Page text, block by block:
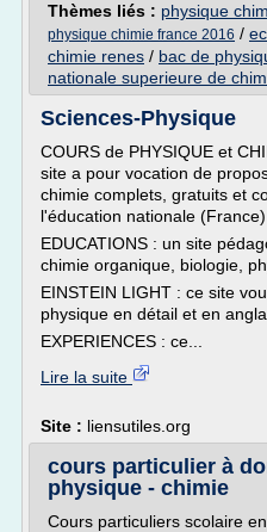
Thèmes liés : physique
physique chimie france 2016 /
chimie renes / bac de
nationale superieure de
Sciences-Physique
COURS de PHYSIQUE et
site a pour vocation de
chimie complets, gratuits et
l'éducation nationale (France)
EDUCATIONS : un site
chimie organique, biologie,
EINSTEIN LIGHT : ce site
physique en détail et en
EXPERIENCES : ce...
Lire la suite
Site : liensutiles.org
cours particulier à
physique - chimie
Cours particuliers scolaire